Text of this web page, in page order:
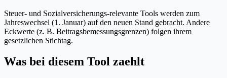
Steuer- und Sozialversicherungs-relevante Tools werden zum
Jahreswechsel (1. Januar) auf den neuen Stand gebracht. Andere
Eckwerte (z. B. Beitragsbemessungsgrenzen) folgen ihrem
gesetzlichen Stichtag.
Was bei diesem Tool zaehlt